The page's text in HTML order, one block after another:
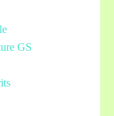
GS